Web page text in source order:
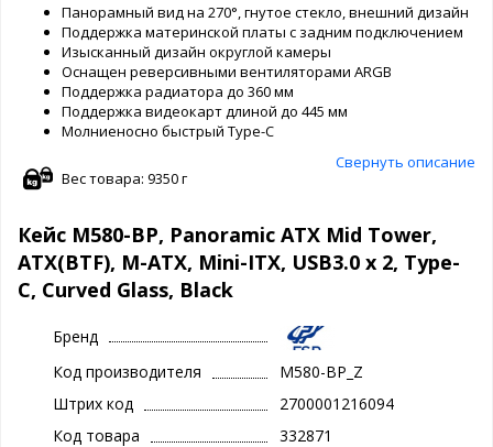
Панорамный вид на 270°, гнутое стекло, внешний дизайн
Поддержка материнской платы с задним подключением
Изысканный дизайн округлой камеры
Оснащен реверсивными вентиляторами ARGB
Поддержка радиатора до 360 мм
Поддержка видеокарт длиной до 445 мм
Молниеносно быстрый Type-C
Свернуть описание
Вес товара: 9350 г
Кейс M580-BP, Panoramic ATX Mid Tower,
ATX(BTF), M-ATX, Mini-ITX, USB3.0 x 2, Type-
C, Curved Glass, Black
Бренд
Код производителя
M580-BP_Z
Штрих код
2700001216094
Код товара
332871